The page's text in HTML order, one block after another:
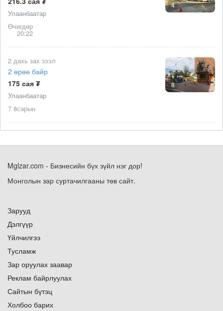
4
Улаанбаатар
Өчигдөр
20:22
8
2 дахь зах зээл
2 өрөө байр
175 сая ₮
Улаанбаатар
7 8сарын
Mglzar.com - Бизнесийн бүх зүйл нэг дор!
Монголын зар суртачилгааны төв сайт.
Зарууд
Дэлгүүр
Үйлчилгээ
Тусламж
Зар оруулах заавар
Реклам байрлуулах
Сайтын бүтэц
Холбоо барих